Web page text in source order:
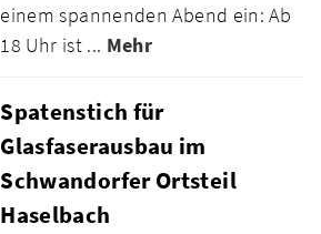
einem spannenden Abend ein: Ab
18 Uhr ist ... Mehr
Spatenstich für
Glasfaserausbau im
Schwandorfer Ortsteil
Haselbach